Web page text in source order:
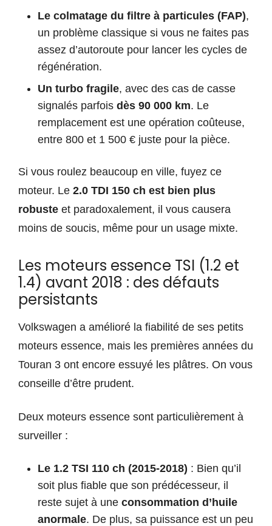
Le colmatage du filtre à particules (FAP),
un problème classique si vous ne faites pas
assez d’autoroute pour lancer les cycles de
régénération.
Un turbo fragile, avec des cas de casse
signalés parfois dès 90 000 km. Le
remplacement est une opération coûteuse,
entre 800 et 1 500 € juste pour la pièce.
Si vous roulez beaucoup en ville, fuyez ce
moteur. Le 2.0 TDI 150 ch est bien plus
robuste et paradoxalement, il vous causera
moins de soucis, même pour un usage mixte.
Les moteurs essence TSI (1.2 et
1.4) avant 2018 : des défauts
persistants
Volkswagen a amélioré la fiabilité de ses petits
moteurs essence, mais les premières années du
Touran 3 ont encore essuyé les plâtres. On vous
conseille d’être prudent.
Deux moteurs essence sont particulièrement à
surveiller :
Le 1.2 TSI 110 ch (2015-2018) : Bien qu’il
soit plus fiable que son prédécesseur, il
reste sujet à une consommation d’huile
anormale. De plus, sa puissance est un peu